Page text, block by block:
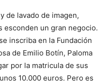
de lavado de imagen,
esconden un gran negocio.
inscriba en la Fundación
de Emilio Botín, Paloma
por la matricula de sus
10.000 euros. Pero es